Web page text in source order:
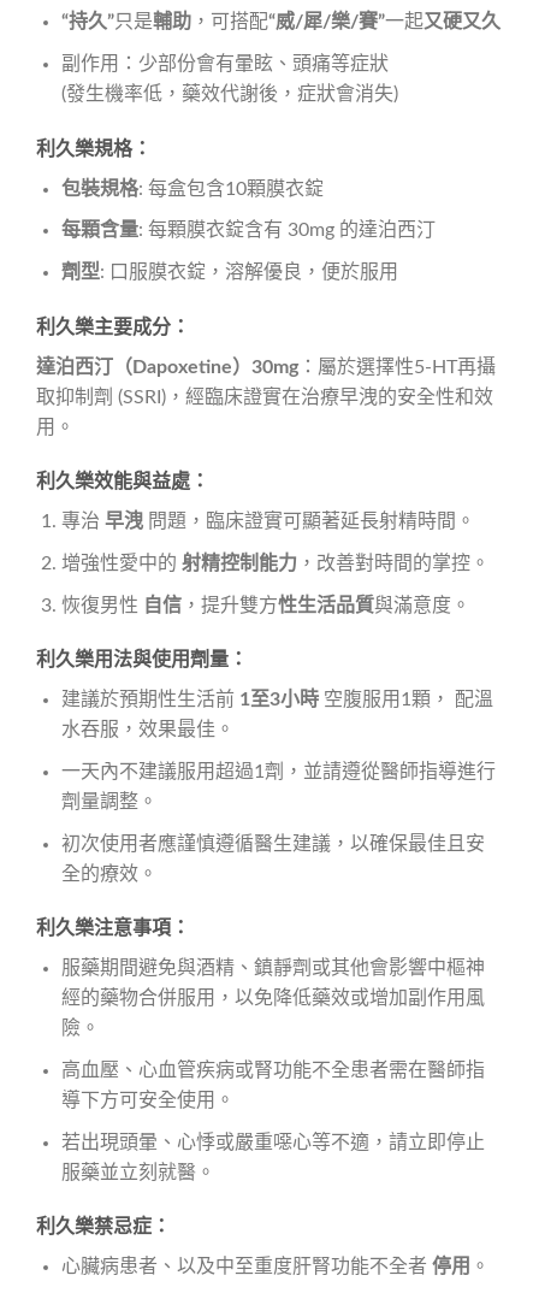
“持久”只是輔助，可搭配“威/犀/樂/賽”一起又硬又久
副作用：少部份會有暈眩、頭痛等症狀
(發生機率低，藥效代謝後，症狀會消失)
利久樂規格：
包裝規格: 每盒包含10顆膜衣錠
每顆含量: 每顆膜衣錠含有 30mg 的達泊西汀
劑型: 口服膜衣錠，溶解優良，便於服用
利久樂主要成分：
達泊西汀（Dapoxetine）30mg：屬於選擇性5-HT再攝
取抑制劑 (SSRI)，經臨床證實在治療早洩的安全性和效
用。
利久樂效能與益處：
專治 早洩問題，臨床證實可顯著延長射精時間。
增強性愛中的 射精控制能力 ，改善對時間的掌控。
恢復男性 自信，提升雙方性生活品質與滿意度。
利久樂用法與使用劑量：
建議於預期性生活前 1至3小時空腹服用1顆， 配溫
水吞服，效果最佳。
一天內不建議服用超過1劑，並請遵從醫師指導進行
劑量調整。
初次使用者應謹慎遵循醫生建議，以確保最佳且安
全的療效。
利久樂注意事項：
服藥期間避免與酒精、鎮靜劑或其他會影響中樞神
經的藥物合併服用，以免降低藥效或增加副作用風
險。
高血壓、心血管疾病或腎功能不全患者需在醫師指
導下方可安全使用。
若出現頭暈、心悸或嚴重噁心等不適，請立即停止
服藥並立刻就醫。
利久樂禁忌症：
心臟病患者、以及中至重度肝腎功能不全者 停用 。